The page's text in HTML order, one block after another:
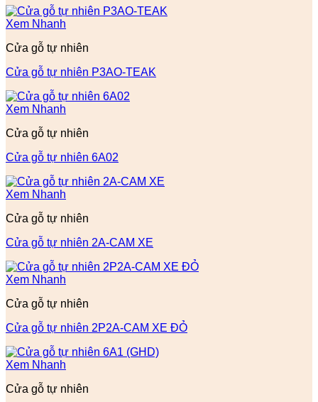
Xem Nhanh
Cửa gỗ tự nhiên
Cửa gỗ tự nhiên P3AO-TEAK
Xem Nhanh
Cửa gỗ tự nhiên
Cửa gỗ tự nhiên 6A02
Xem Nhanh
Cửa gỗ tự nhiên
Cửa gỗ tự nhiên 2A-CAM XE
Xem Nhanh
Cửa gỗ tự nhiên
Cửa gỗ tự nhiên 2P2A-CAM XE ĐỎ
Xem Nhanh
Cửa gỗ tự nhiên